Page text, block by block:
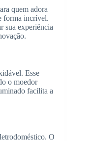
quem adora
forma incrível.
sua experiência
Esse
o moedor
facilita a
O